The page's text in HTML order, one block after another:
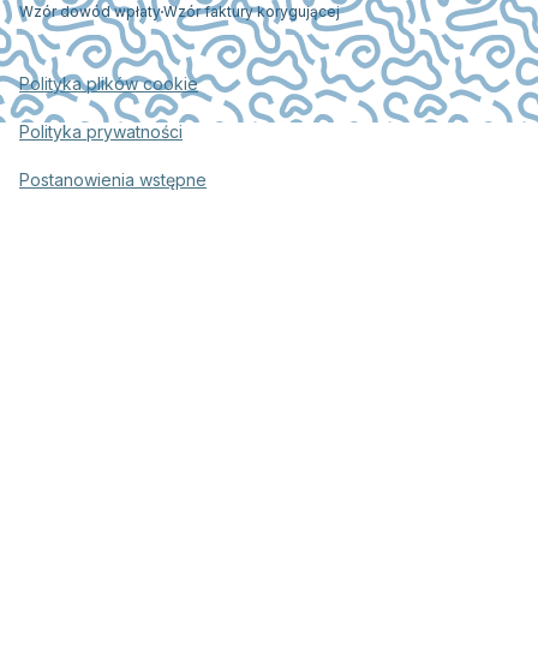
Wzór dowód wpłatyWzór faktury korygującej
Polityka plików cookie
Polityka prywatności
Postanowienia wstępne